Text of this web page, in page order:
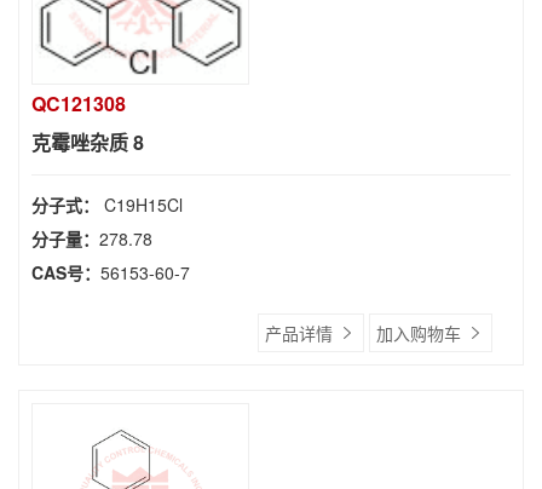
QC121308
克霉唑杂质 8
分子式： C19H15Cl
分子量： 278.78
CAS号： 56153-60-7
产品详情 加入购物车